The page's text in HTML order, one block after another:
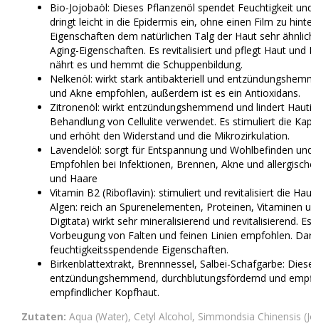
Bio-Jojobaöl: Dieses Pflanzenöl spendet Feuchtigkeit
dringt leicht in die Epidermis ein, ohne einen Film zu
Eigenschaften dem natürlichen Talg der Haut sehr
Aging-Eigenschaften. Es revitalisiert und pflegt Haut
nährt es und hemmt die Schuppenbildung.
Nelkenöl: wirkt stark antibakteriell und
und Akne empfohlen, außerdem ist es ein Antioxidans.
Zitronenöl: wirkt entzündungshemmend und lindert
Behandlung von Cellulite verwendet. Es stimuliert die
und erhöht den Widerstand und die Mikrozirkulation.
Lavendelöl: sorgt für Entspannung und Wohlbefinden
Empfohlen bei Infektionen, Brennen, Akne und
und Haare
Vitamin B2 (Riboflavin): stimuliert und revitalisiert die
Algen: reich an Spurenelementen, Proteinen, Vitaminen
Digitata) wirkt sehr mineralisierend und revitalisierend.
Vorbeugung von Falten und feinen Linien empfohlen.
feuchtigkeitsspendende Eigenschaften.
Birkenblattextrakt, Brennnessel, Salbei-Schafgarbe:
entzündungshemmend, durchblutungsfördernd und
empfindlicher Kopfhaut.
Zutaten: Aqua (Water), Cetyl Alcohol, Simmondsia Chinensis